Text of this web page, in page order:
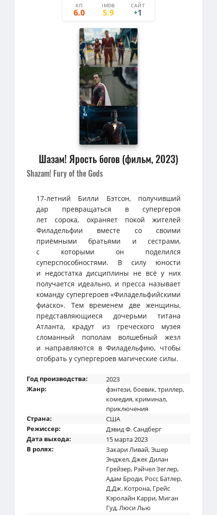
КП
6.0
IMDB
5.9
САЙТ
32
+1
Шазам! Ярость богов (фильм, 2023)
Shazam! Fury of the Gods
17-летний Билли Бэтсон, получивший
дар превращаться в супергероя
лет сорока, охраняет покой жителей
Филадельфии вместе со своими
приёмными братьями и сестрами,
с которыми он поделился
суперспособностями. В силу юности
и недостатка дисциплины не всё у них
получается идеально, и пресса называет
команду супергероев «Филадельфийскими
фиаско». Тем временем две женщины,
представляющиеся дочерьми титана
Атланта, крадут из греческого музея
сломанный пополам волшебный жезл
и направляются в Филадельфию, чтобы
отобрать у супергероев магические силы.
Год производства:
2023
Жанр:
фэнтези,боевик,триллер,
комедия, криминал,
приключения
Страна:
США
Режиссер:
Дэвид Ф. Сандберг
Дата выхода:
15 марта 2023
В ролях:
Закари Ливай,Эшер
Энджел,Джек Дилан
Грейзер, Рэйчел Зеглер,
Адам Броди, Росс Батлер,
Д.Дж. Котрона, Грейс
Кэролайн Карри, Миган
Гуд,Люси Лью